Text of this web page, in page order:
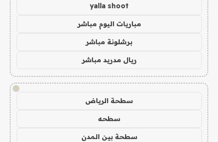
yalla shoot
مباريات اليوم مباشر
برشلونة مباشر
ريال مدريد مباشر
!
سطحة الرياض
سطحه
سطحة بين المدن